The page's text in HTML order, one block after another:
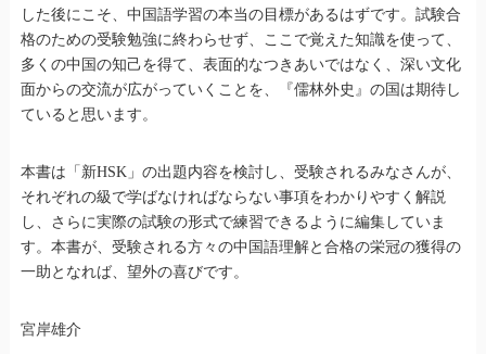
した後にこそ、中国語学習の本当の目標があるはずです。試験合
格のための受験勉強に終わらせず、ここで覚えた知識を使って、
多くの中国の知己を得て、表面的なつきあいではなく、深い文化
面からの交流が広がっていくことを、『儒林外史』の国は期待し
ていると思います。
本書は「新HSK」の出題内容を検討し、受験されるみなさんが、
それぞれの級で学ばなければならない事項をわかりやすく解説
し、さらに実際の試験の形式で練習できるように編集していま
す。本書が、受験される方々の中国語理解と合格の栄冠の獲得の
一助となれば、望外の喜びです。
宮岸雄介